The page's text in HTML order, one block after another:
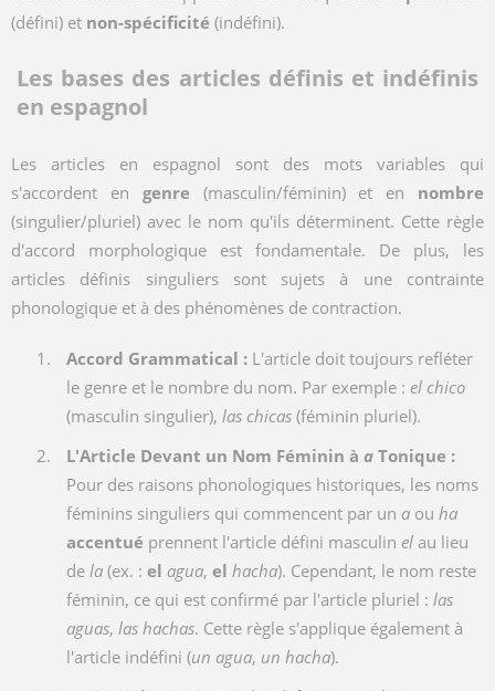
(défini) et non-spécificité (indéfini).
Les bases des articles définis et indéfinis
en espagnol
Les articles en espagnol sont des mots variables qui
s'accordent en genre (masculin/féminin) et en nombre
(singulier/pluriel) avec le nom qu'ils déterminent. Cette règle
d'accord morphologique est fondamentale. De plus, les
articles définis singuliers sont sujets à une contrainte
phonologique et à des phénomènes de contraction.
Accord Grammatical : L'article doit toujours refléter
le genre et le nombre du nom. Par exemple : el chico
(masculin singulier), las chicas (féminin pluriel).
L'Article Devant un Nom Féminin à a Tonique :
Pour des raisons phonologiques historiques, les noms
féminins singuliers qui commencent par un a ou ha
accentué prennent l'article défini masculin el au lieu
de la (ex. : el agua, el hacha). Cependant, le nom reste
féminin, ce qui est confirmé par l'article pluriel : las
aguas, las hachas. Cette règle s'applique également à
l'article indéfini (un agua, un hacha).